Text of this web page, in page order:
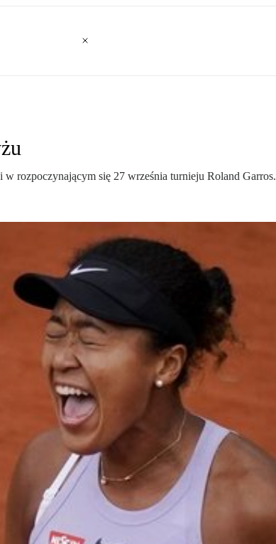
rozpoczynającym się 27 września turnieju Roland Garros.